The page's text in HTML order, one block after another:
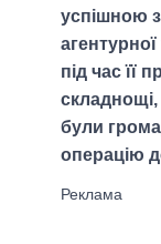
успішною
під час її
складнощі,
були
операцію